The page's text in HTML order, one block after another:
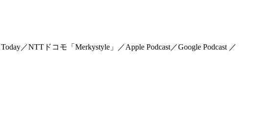
／NTTドコモ「Merkystyle」／Apple Podcast／Google Podcast ／